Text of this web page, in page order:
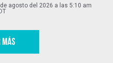
agosto del 2026 a las 5:10 am
MÁS